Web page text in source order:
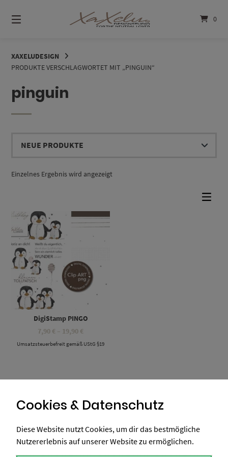
zum
Inhalt
0
XAXELUDESIGN
PRODUKTE VERSCHLAGWORTET MIT „PINGUIN“
pinguin
Einzelnes Ergebnis wird angezeigt
Dieses Produkt weist mehrere Varianten auf. Die Optionen können auf der Produktseite gewählt werden
DigiStamp PINGO
7,90 € – 19,90 €
bis
Umsatzsteuerbefreit gemäß UStG §19
Cookies & Datenschutz
Diese Website nutzt Cookies, um dir das bestmögliche
Nutzererlebnis auf unserer Website zu ermöglichen.